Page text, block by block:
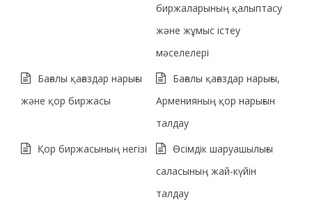
биржаларының қалыптасу
және жұмыс істеу
мәселелері
Бағалы қағаздар нарығы
және қор биржасы
Бағалы қағаздар нарығы,
Арменияның қор нарығын
талдау
Қор биржасының негізі
Өсімдік шаруашылығы
саласының жай-күйін
талдау